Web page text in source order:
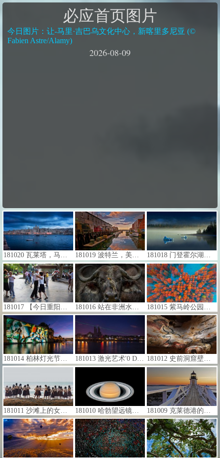
必应首页图片
今日图片：让-马里·吉巴乌文化中心，新喀里多尼亚 (©
Fabien Astre/Alamy)
2026-08-09
181020 瓦莱塔，马耳他 (© Adrian Malanca/Getty Images) 181019 波特兰，美国缅因州 (© CFW Photography/Getty Images) 181018 门登霍尔湖上的冰山，美国阿拉斯加州 (© John Hyde/age fotostock)
181017 【今日重阳节】复兴公园里跳探戈的人们，中国上海 (© GARDEL Bertrand/hemis.fr/Getty Images) 181016 站在非洲水牛鼻头上的黄嘴牛椋鸟，肯尼亚 (© Susan Portnoy/Offset) 181015 紫马岭公园内的水杉，中国中山市 (© Yaorusheng/Getty Images)
181014 柏林灯光节期间的博德博物馆 (© fhm/Getty Images) 181013 激光艺术'0 Degrees'，英国格林威治 (© Norah Saudan/Getty) 181012 史前洞窟壁画国际艺术中心内的“高仿”拉斯科洞穴壁画，法国蒙蒂尼亚克 (© Caroline Blumberg/Epa/Shutterstock)
181011 沙滩上的女学生们，印度喀拉拉邦 (© imageBROKER/Alamy) 181010 哈勃望远镜下的土星 (© NASA) 181009 克莱德港的马歇尔角灯塔，美国缅因州 (© S. Greg Panosian/Getty Images)